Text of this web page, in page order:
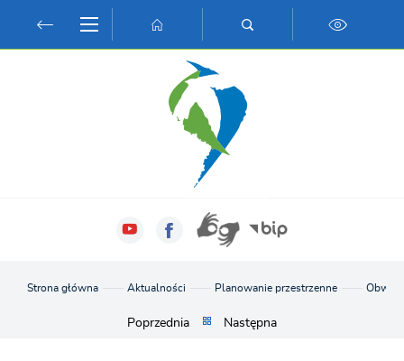
Przejdź do wyszukiwarki.
Przejdź do ustawień wielkości czcionki.
Włącz wersję kontrastową strony.
Strona główna Aktualności Planowanie przestrzenne
Poprzednia Następna